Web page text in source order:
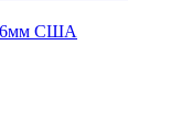
6мм США